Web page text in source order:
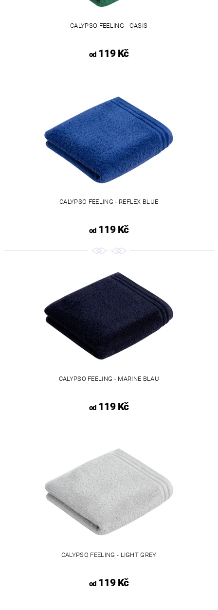
CALYPSO FEELING - OASIS
od119 Kč
CALYPSO FEELING - REFLEX BLUE
od119 Kč
CALYPSO FEELING - MARINE BLAU
od119 Kč
CALYPSO FEELING - LIGHT GREY
od119 Kč